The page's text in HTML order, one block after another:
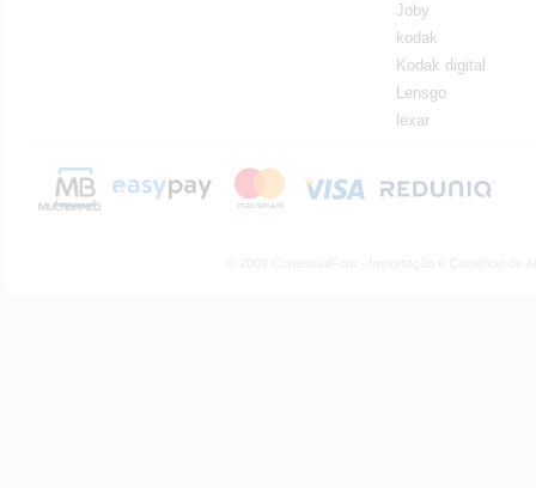
Joby
kodak
Kodak digital
Lensgo
lexar